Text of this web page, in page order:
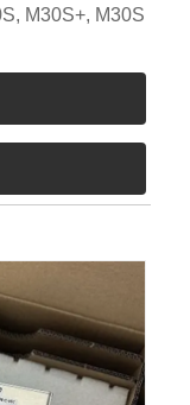
M30S+, M30S